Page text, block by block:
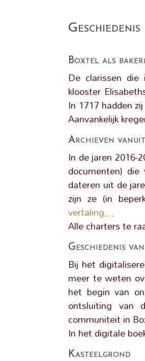
Geschiedenis
Boxtel als
De clarissen
klooster
In 1717 hadden
Aanvankelijk
Archieven
In de jaren 2016-
documenten)
dateren uit de
zijn ze (in
vertaling…
Alle charters te
Geschiedenis
Bij het
meer te weten
het begin van
ontsluiting van
communiteit in
In het digitale
Kasteelgrond